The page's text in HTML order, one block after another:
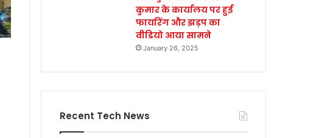
कुमार के कार्यालय पर हुई
फायरिंग और झड़प का
वीडियो आया सामने
January 26, 2025
Recent Tech News